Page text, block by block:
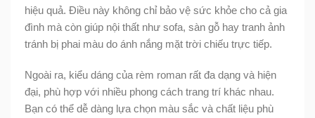
hiệu quả. Điều này không chỉ bảo vệ sức khỏe cho cả gia
đình mà còn giúp nội thất như sofa, sàn gỗ hay tranh ảnh
tránh bị phai màu do ánh nắng mặt trời chiếu trực tiếp.
Ngoài ra, kiểu dáng của rèm roman rất đa dạng và hiện
đại, phù hợp với nhiều phong cách trang trí khác nhau.
Bạn có thể dễ dàng lựa chọn màu sắc và chất liệu phù